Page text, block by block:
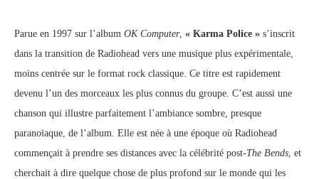
Parue en 1997 sur l’album OK Computer, « Karma Police » s’inscrit
dans la transition de Radiohead vers une musique plus expérimentale,
moins centrée sur le format rock classique. Ce titre est rapidement
devenu l’un des morceaux les plus connus du groupe. C’est aussi une
chanson qui illustre parfaitement l’ambiance sombre, presque
paranoïaque, de l’album. Elle est née à une époque où Radiohead
commençait à prendre ses distances avec la célébrité post-The Bends , et
cherchait à dire quelque chose de plus profond sur le monde qui les